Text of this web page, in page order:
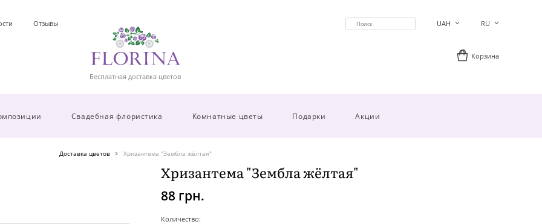
Отзывы
Бесплатная доставка цветов
UAH RU
Корзина
Свадебная флористика Комнатные цветы Подарки Акции
Доставка цветов Хризантема "Зембла жёлтая"
Хризантема "Зембла жёлтая"
88 грн.
Количество: